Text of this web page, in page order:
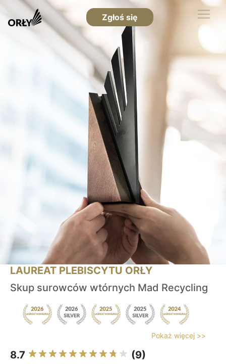
Zgłoś się
LAUREAT PLEBISCYTU ORŁY
Skup surowców wtórnych Mad Recycling
Pokaż więcej >>
8.7 (9)